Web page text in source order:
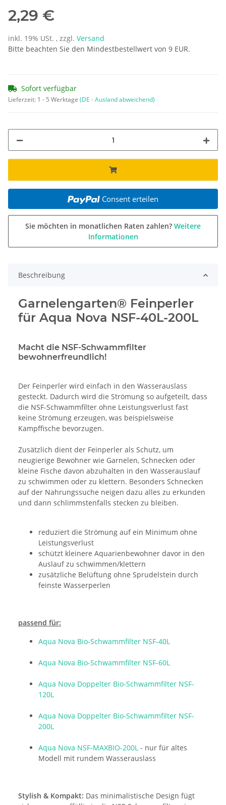
2,29 €
inkl. 19% USt. , zzgl. Versand
Bitte beachten Sie den Mindestbestellwert von 9 EUR.
Sofort verfügbar
Lieferzeit: 1 - 5 Werktage (DE - Ausland abweichend)
Consent erteilen
Sie möchten in monatlichen Raten zahlen? Weitere
Informationen
Beschreibung
Garnelengarten® Feinperler
für Aqua Nova NSF-40L-200L
Macht die NSF-Schwammfilter
bewohnerfreundlich!
Der Feinperler wird einfach in den Wasserauslass
gesteckt. Dadurch wird die Strömung so aufgeteilt, dass
die NSF-Schwammfilter ohne Leistungsverlust fast
keine Strömung erzeugen, was beispielsweise
Kampffische bevorzugen.
Zusätzlich dient der Feinperler als Schutz, um
neugierige Bewohner wie Garnelen, Schnecken oder
kleine Fische davon abzuhalten in den Wasserauslauf
zu schwimmen oder zu klettern. Besonders Schnecken
auf der Nahrungssuche neigen dazu alles zu erkunden
und dann schlimmstenfalls stecken zu bleiben.
reduziert die Strömung auf ein Minimum ohne
Leistungsverlust
schützt kleinere Aquarienbewohner davor in den
Auslauf zu schwimmen/klettern
zusätzliche Belüftung ohne Sprudelstein durch
feinste Wasserperlen
passend für:
Aqua Nova Bio-Schwammfilter NSF-40L
Aqua Nova Bio-Schwammfilter NSF-60L
Aqua Nova Doppelter Bio-Schwammfilter NSF-
120L
Aqua Nova Doppelter Bio-Schwammfilter NSF-
200L
Aqua Nova NSF-MAXBIO-200L - nur für altes
Modell mit rundem Wasserauslass
Stylish & Kompakt: Das minimalistische Design fügt